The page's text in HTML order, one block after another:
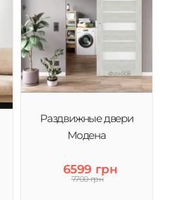
Раздвижные двери
Модена
6599 грн
7700 грн